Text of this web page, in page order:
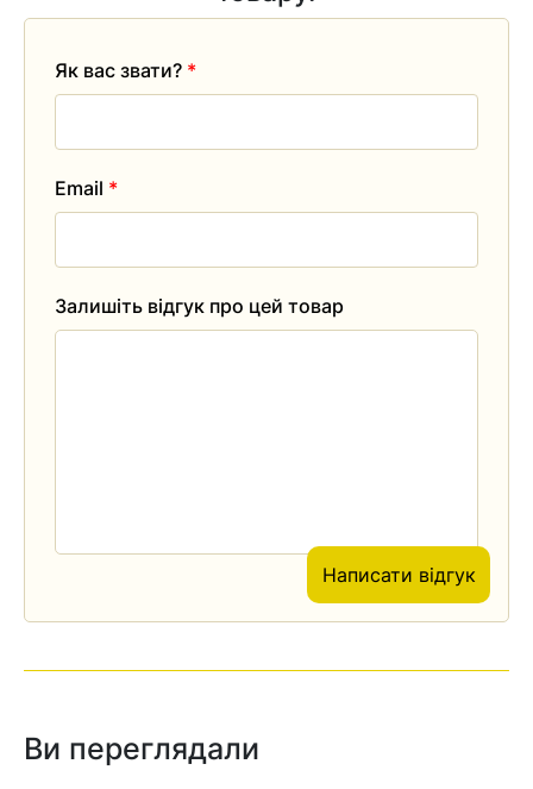
Залишіть відгук про цей товар
Як вас звати? *
Email *
Написати відгук
Ви переглядали